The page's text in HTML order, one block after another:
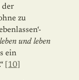
der
zu
und leben
ein
[10]